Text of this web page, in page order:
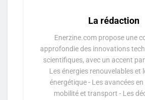
La rédaction
Enerzine.com propose une
approfondie des innovations
scientifiques, avec un accent
Les énergies renouvelables et
énergétique - Les avancées
mobilité et transport - Les